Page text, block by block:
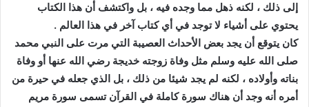
إلى ذلك ، لكنه ذهل مما وجده فيه ، بل واكتشف أن هذا الكتاب
يحتوي على أشياء لا توجد في أي كتاب آخر في هذا العالم .
كان يتوقع أن يجد بعض الأحداث العصيبة التي مرت على النبي محمد
صلى الله عليه وسلم مثل وفاة زوجته خديجة رضي الله عنها أو وفاة
بناته وأولاده ، لكنه لم يجد شيئا من ذلك ، بل الذي جعله في حيرة من
أمره أنه وجد أن هناك سورة كاملة في القرآن تسمى سورة مريم